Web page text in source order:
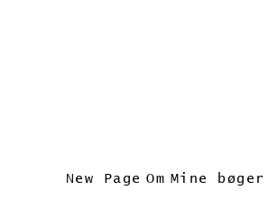
New Page Om Mine bøger